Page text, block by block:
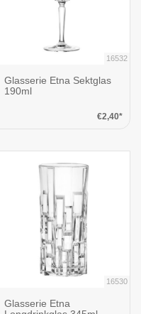
16532
Glasserie Etna Sektglas
190ml
€2,40*
16530
Glasserie Etna